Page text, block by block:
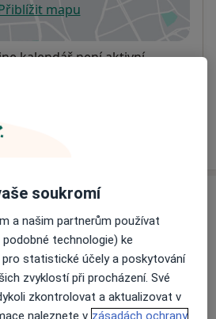
mapu
se otevře v nové záložce
kalendář není aktivní
udělat?
svůj názor
soukromí
a našim partnerům používat
technologie) ke
statistické účely a poskytování
zvyklostí při procházení. Své
zkontrolovat a aktualizovat v
naleznete v zásadách ochrany